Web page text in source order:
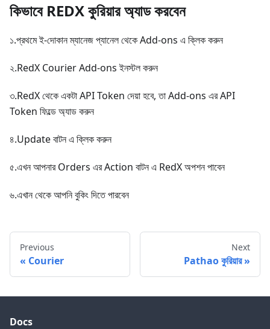
কিভাবে REDX কুরিয়ার অ্যাড করবেন
১.প্রথমে ই-দোকান ম্যানেজ প্যানেল থেকে Add-ons এ ক্লিক করুন
২.RedX Courier Add-ons ইনস্টল করুন
৩.RedX থেকে একটা API Token দেয়া হবে, তা Add-ons এর API
Token ফিল্ডে অ্যাড করুন
৪.Update বাটন এ ক্লিক করুন
৫.এখন আপনার Orders এর Action বাটন এ RedX অপশন পাবেন
৬.এখান থেকে আপনি বুকিং দিতে পারবেন
Previous
Courier
Next
Pathao কুরিয়ার
Docs